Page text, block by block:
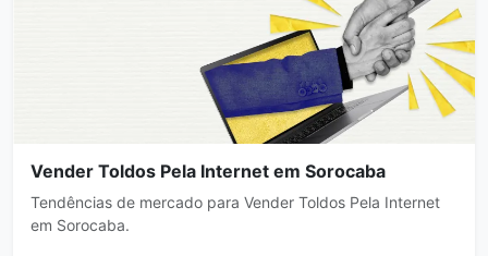
Vender Toldos Pela Internet em Sorocaba
Tendências de mercado para Vender Toldos Pela Internet
em Sorocaba.